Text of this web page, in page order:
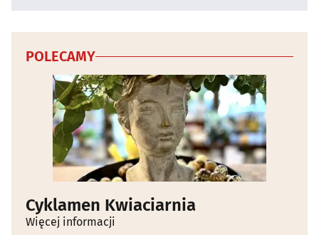
POLECAMY
Cyklamen Kwiaciarnia
Więcej informacji